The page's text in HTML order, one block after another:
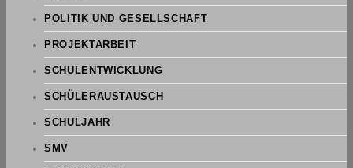
POLITIK UND GESELLSCHAFT
PROJEKTARBEIT
SCHULENTWICKLUNG
SCHÜLERAUSTAUSCH
SCHULJAHR
SMV